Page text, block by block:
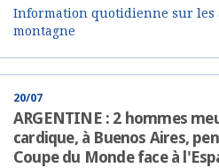
Information quotidienne sur les
montagne
20/07
ARGENTINE : 2 hommes
cardique, à Buenos Aires,
Coupe du Monde face à